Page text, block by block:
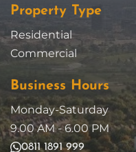
Property Type
Residential
Commercial
Business Hours
Monday-Saturday
9.00 AM - 6.00 PM
0811 1891 999